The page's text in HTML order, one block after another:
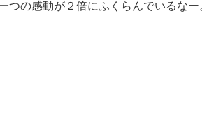
の感動が２倍にふくらんでいるなー